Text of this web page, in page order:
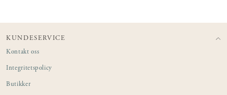
KUNDESERVICE
Kontakt oss
Integritetspolicy
Butikker